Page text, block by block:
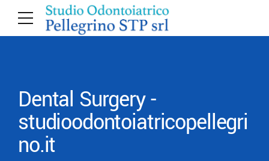
Dental Surgery -
studioodontoiatricopellegri
no.it